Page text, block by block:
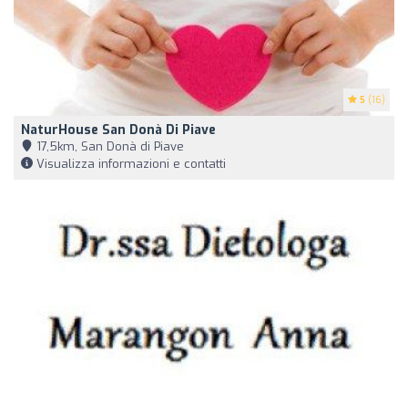
5 (16)
NaturHouse San Donà Di Piave
17,5km, San Donà di Piave
Visualizza informazioni e contatti